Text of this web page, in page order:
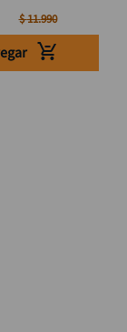
$11.990